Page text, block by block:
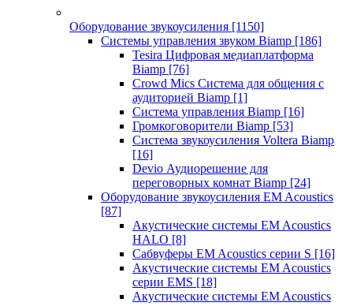
Оборудование звукоусиления [1150]
Системы управления звуком Biamp [186]
Tesira Цифровая медиаплатформа
Biamp [76]
Crowd Mics Система для общения с
аудиторией Biamp [1]
Система управления Biamp [16]
Громкоговорители Biamp [53]
Система звукоусиления Voltera Biamp
[16]
Devio Аудиорешение для
переговорных комнат Biamp [24]
Оборудование звукоусиления EM Acoustics
[87]
Акустические системы EM Acoustics
HALO [8]
Сабвуферы EM Acoustics серии S [16]
Акустические системы EM Acoustics
серии EMS [18]
Акустические системы EM Acoustics